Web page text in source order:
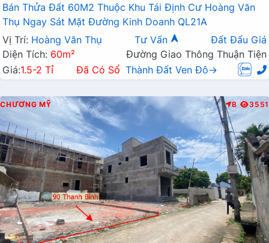
Bán Thửa Đất 60M2 Thuộc Khu Tái Định Cư Hoàng Văn
Thụ Ngay Sát Mặt Đường Kinh Doanh QL21A
Vị Trí: Hoàng Văn Thụ Tư Vấn
Đất Đấu Giá
Diện Tích: 60m²
Đường Giao Thông Thuận Tiện
Giá:1.5-2 Tỉ Đã Có Sổ Thành Đất Ven Đô→
CHƯƠNG MỸ B 3551